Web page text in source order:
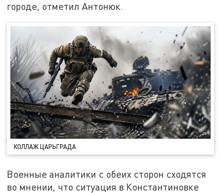
городе, отметил Антонюк.
КОЛЛАЖ ЦАРЬГРАДА
Военные аналитики с обеих сторон сходятся
во мнении, что ситуация в Константиновке